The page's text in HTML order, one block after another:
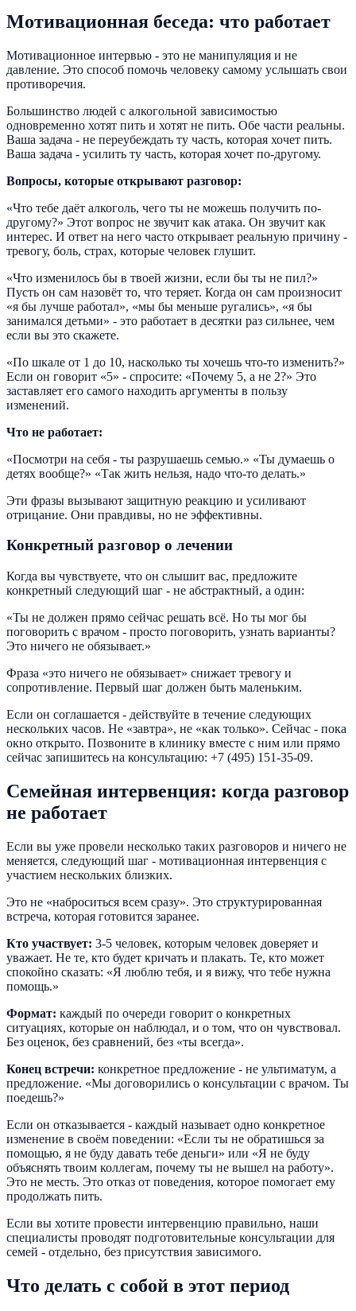
Мотивационная беседа: что работает
Мотивационное интервью - это не манипуляция и не
давление. Это способ помочь человеку самому услышать свои
противоречия.
Большинство людей с алкогольной зависимостью
одновременно хотят пить и хотят не пить. Обе части реальны.
Ваша задача - не переубеждать ту часть, которая хочет пить.
Ваша задача - усилить ту часть, которая хочет по-другому.
Вопросы, которые открывают разговор:
«Что тебе даёт алкоголь, чего ты не можешь получить по-
другому?» Этот вопрос не звучит как атака. Он звучит как
интерес. И ответ на него часто открывает реальную причину -
тревогу, боль, страх, которые человек глушит.
«Что изменилось бы в твоей жизни, если бы ты не пил?»
Пусть он сам назовёт то, что теряет. Когда он сам произносит
«я бы лучше работал», «мы бы меньше ругались», «я бы
занимался детьми» - это работает в десятки раз сильнее, чем
если вы это скажете.
«По шкале от 1 до 10, насколько ты хочешь что-то изменить?»
Если он говорит «5» - спросите: «Почему 5, а не 2?» Это
заставляет его самого находить аргументы в пользу
изменений.
Что не работает:
«Посмотри на себя - ты разрушаешь семью.» «Ты думаешь о
детях вообще?» «Так жить нельзя, надо что-то делать.»
Эти фразы вызывают защитную реакцию и усиливают
отрицание. Они правдивы, но не эффективны.
Конкретный разговор о лечении
Когда вы чувствуете, что он слышит вас, предложите
конкретный следующий шаг - не абстрактный, а один:
«Ты не должен прямо сейчас решать всё. Но ты мог бы
поговорить с врачом - просто поговорить, узнать варианты?
Это ничего не обязывает.»
Фраза «это ничего не обязывает» снижает тревогу и
сопротивление. Первый шаг должен быть маленьким.
Если он соглашается - действуйте в течение следующих
нескольких часов. Не «завтра», не «как только». Сейчас - пока
окно открыто. Позвоните в клинику вместе с ним или прямо
сейчас запишитесь на консультацию: +7 (495) 151-35-09.
Семейная интервенция: когда разговор
не работает
Если вы уже провели несколько таких разговоров и ничего не
меняется, следующий шаг - мотивационная интервенция с
участием нескольких близких.
Это не «наброситься всем сразу». Это структурированная
встреча, которая готовится заранее.
Кто участвует: 3-5 человек, которым человек доверяет и
уважает. Не те, кто будет кричать и плакать. Те, кто может
спокойно сказать: «Я люблю тебя, и я вижу, что тебе нужна
помощь.»
Формат: каждый по очереди говорит о конкретных
ситуациях, которые он наблюдал, и о том, что он чувствовал.
Без оценок, без сравнений, без «ты всегда».
Конец встречи: конкретное предложение - не ультиматум, а
предложение. «Мы договорились о консультации с врачом. Ты
поедешь?»
Если он отказывается - каждый называет одно конкретное
изменение в своём поведении: «Если ты не обратишься за
помощью, я не буду давать тебе деньги» или «Я не буду
объяснять твоим коллегам, почему ты не вышел на работу».
Это не месть. Это отказ от поведения, которое помогает ему
продолжать пить.
Если вы хотите провести интервенцию правильно, наши
специалисты проводят подготовительные консультации для
семей - отдельно, без присутствия зависимого.
Что делать с собой в этот период